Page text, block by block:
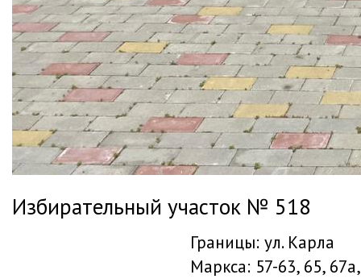
Избирательный участок № 518
Границы: ул. Карла
Маркса: 57-63, 65, 67а,